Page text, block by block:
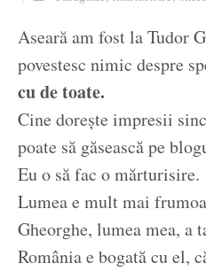
Aseară am fost la Tudor
povestesc nimic despre
cu de toate.
Cine dorește impresii
poate să găsească pe
Eu o să fac o mărturisire.
Lumea e mult mai
Gheorghe, lumea mea, a
România e bogată cu el,